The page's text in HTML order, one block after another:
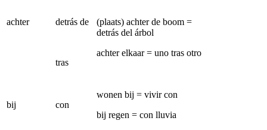
achter detrás de
tras
(plaats) achter de boom =
detrás del árbol
achter elkaar = uno tras otro
bij con
wonen bij = vivir con
bij regen = con lluvia